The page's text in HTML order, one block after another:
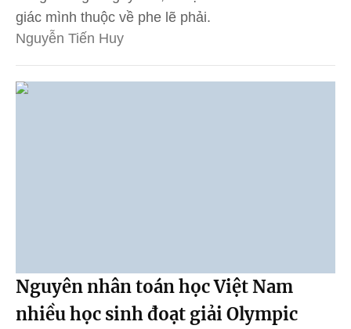
giác mình thuộc về phe lẽ phải.
Nguyễn Tiến Huy
Nguyên nhân toán học Việt Nam
nhiều học sinh đoạt giải Olympic